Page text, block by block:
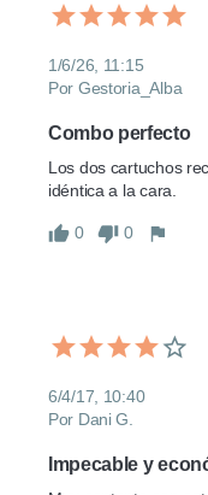
1/6/26, 11:15
Por Gestoria_Alba
Combo perfecto
Los dos cartuchos
idéntica a la cara.
0 0
6/4/17, 10:40
Por Dani G.
Impecable y